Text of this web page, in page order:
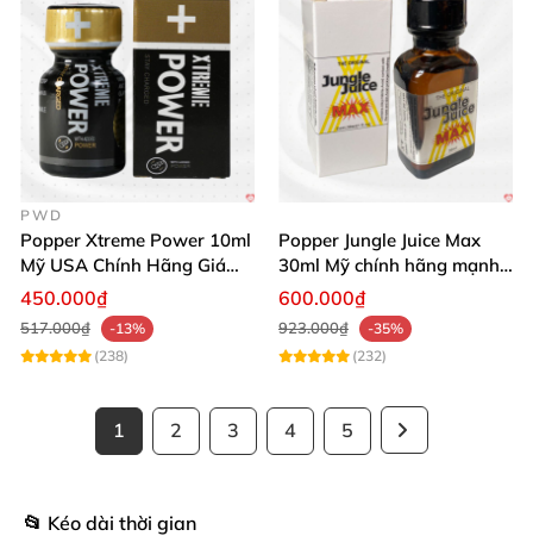
PWD
Popper Xtreme Power 10ml
Mỹ USA Chính Hãng Giá
Tốt Mua Ngay
450.000₫
517.000₫
-13%
(238)
Popper Jungle Juice Max
30ml Mỹ chính hãng mạnh
kích thích phê
600.000₫
923.000₫
-35%
(232)
1 2 3 4 5
📂 Kéo dài thời gian